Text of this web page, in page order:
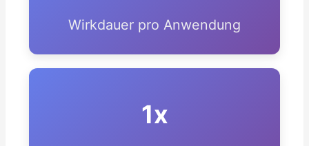
Wirkdauer pro Anwendung
1x